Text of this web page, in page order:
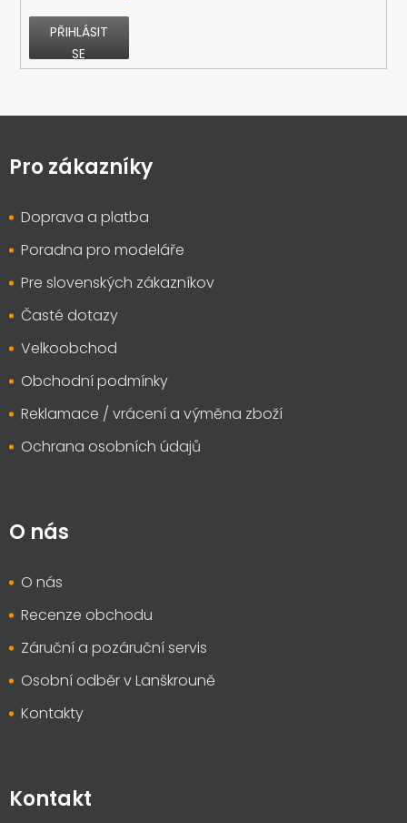
PŘIHLÁSIT
SE
pPro zákazníky
Doprava a platba
Poradna pro modeláře
Pre slovenských zákazníkov
Časté dotazy
Velkoobchod
Obchodní podmínky
Reklamace / vrácení a výměna zboží
Ochrana osobních údajů
O nás
O nás
Recenze obchodu
Záruční a pozáruční servis
Osobní odběr v Lanškrouně
Kontakty
Kontakt